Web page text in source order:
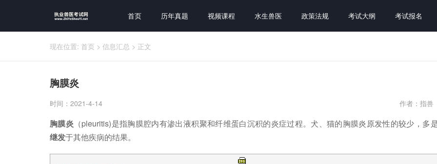
首页 历年真题 视频课程 水生兽医 政策法规 考试大纲 考试报名
现在位置: 首页 > 信息汇总 > 正文
胸膜炎
时间：2021-4-14 作者：指兽
胸膜炎 （pleuritis)是指胸膜腔内有渗出液积聚和纤维蛋白沉积的炎症过程。犬、猫的胸膜炎原发性的较少，多
继发于其他疾病的结果。